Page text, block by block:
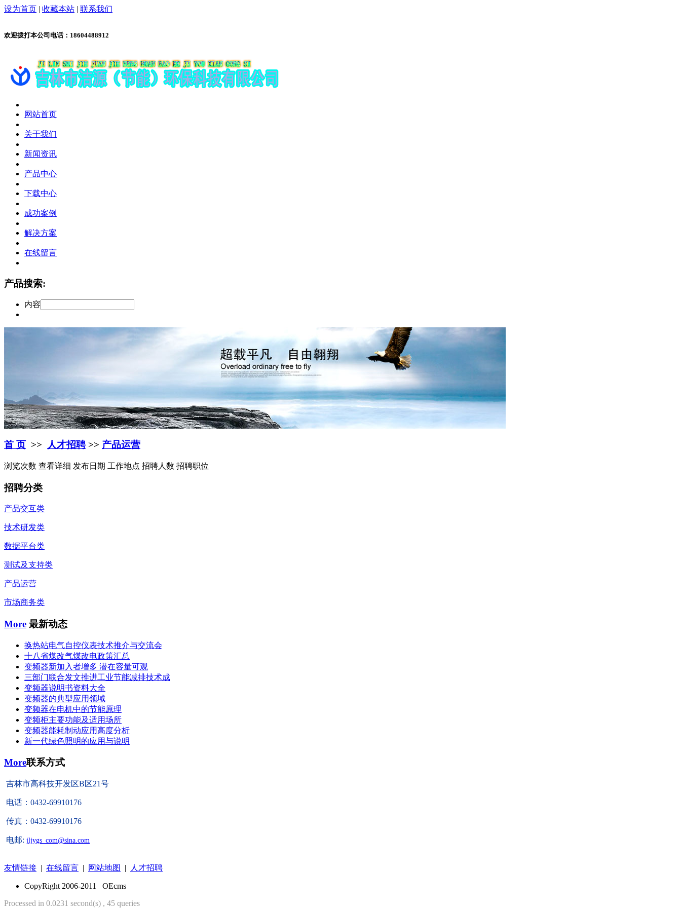
设为首页 | 收藏本站 | 联系我们
欢迎拨打本公司电话： 18604488912
网站首页
关于我们
新闻资讯
产品中心
下载中心
成功案例
解决方案
在线留言
产品搜索:
内容
首 页 >> 人才招聘>> 产品运营
浏览次数 查看详细 发布日期 工作地点 招聘人数 招聘职位
招聘分类
产品交互类
技术研发类
数据平台类
测试及支持类
产品运营
市场商务类
More 最新动态
换热站电气自控仪表技术推介与交流会
十八省煤改气煤改电政策汇总
变频器新加入者增多 潜在容量可观
三部门联合发文推进工业节能减排技术成
变频器说明书资料大全
变频器的典型应用领域
变频器在电机中的节能原理
变频柜主要功能及适用场所
变频器能耗制动应用高度分析
新一代绿色照明的应用与说明
More联系方式
吉林市高科技开发区B区21号
电话：0432-69910176
传真：0432-69910176
电邮: jljygs_com@sina.com
友情链接 | 在线留言 | 网站地图 | 人才招聘
CopyRight 2006-2011 OEcms
Processed in 0.0231 second(s) , 45 queries